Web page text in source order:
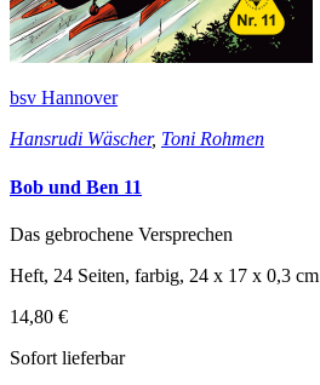
bsv Hannover
Hansrudi Wäscher, Toni Rohmen
Bob und Ben 11
Das gebrochene Versprechen
Heft, 24 Seiten, farbig, 24 x 17 x 0,3 cm
14,80 €
Sofort lieferbar